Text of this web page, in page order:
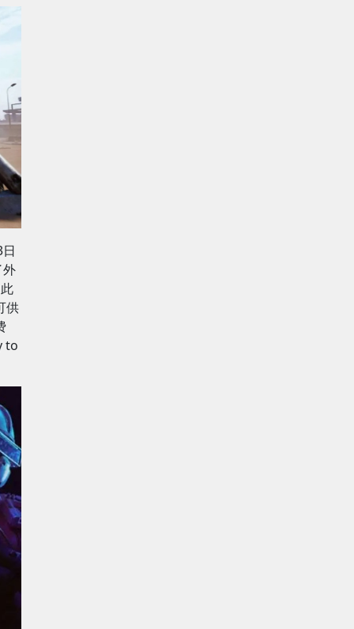
外
供
to